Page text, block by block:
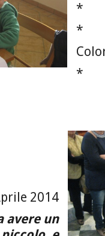
*
*
*
2014
avere un